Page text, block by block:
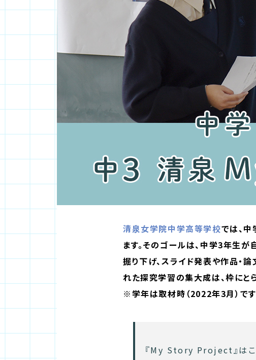
清泉女学院中学高等学校では、
ます。そのゴールは、中学3年生
掘り下げ、スライド発表や作品・
れた探究学習の集大成は、枠にと
※学年は取材時（2022年3月）です
『My Story Project』はこ